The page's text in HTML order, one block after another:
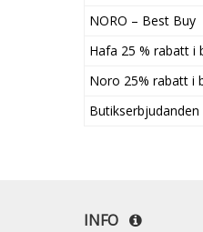
NORO – Best Buy
Hafa 25 % rabatt i
Noro 25% rabatt i
Butikserbjudanden
INFO